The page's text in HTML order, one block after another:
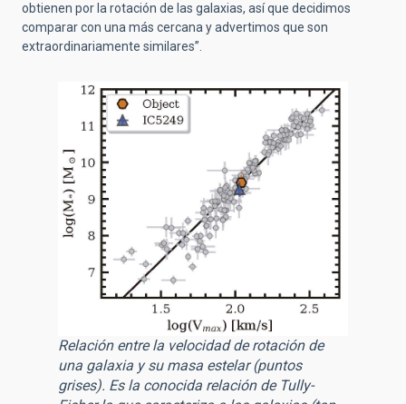
obtienen por la rotación de las galaxias, así que decidimos
comparar con una más cercana y advertimos que son
extraordinariamente similares”.
Relación entre la velocidad de rotación de
una galaxia y su masa estelar (puntos
grises). Es la conocida relación de Tully-